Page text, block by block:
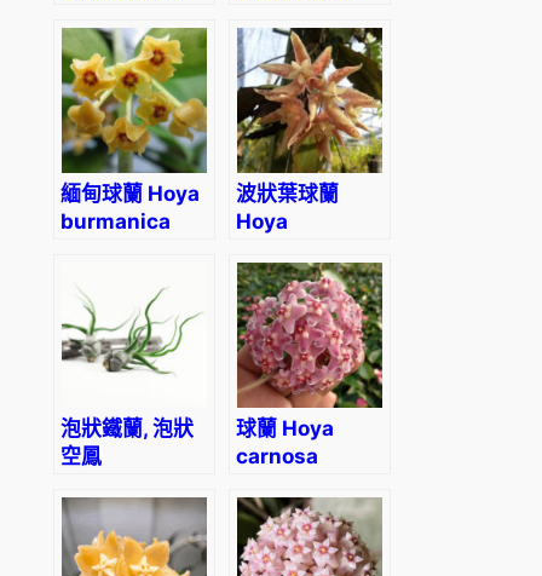
Dwarf Plant
緬甸球蘭 Hoya
burmanica
波狀葉球蘭
Hoya
泡狀鐵蘭, 泡狀
空鳳
bulbosa
球蘭 Hoya
carnosa